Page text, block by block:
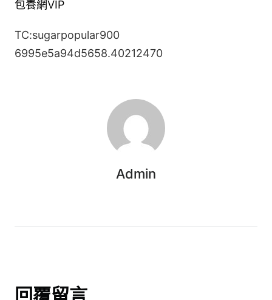
包養網VIP
TC:sugarpopular900
6995e5a94d5658.40212470
Admin
回覆留言